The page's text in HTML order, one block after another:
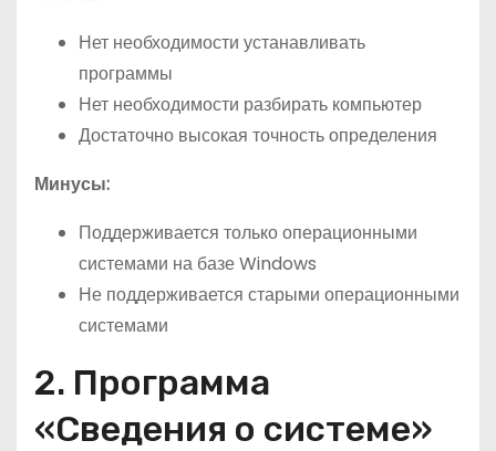
Нет необходимости устанавливать
программы
Нет необходимости разбирать компьютер
Достаточно высокая точность определения
Минусы:
Поддерживается только операционными
системами на базе Windows
Не поддерживается старыми операционными
системами
2. Программа
«Сведения о системе»